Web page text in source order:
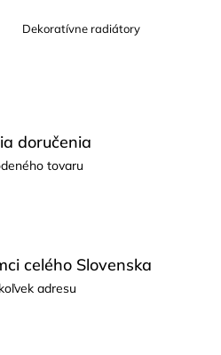
Dekoratívne radiátory
doručenia
tovaru
celého Slovenska
adresu